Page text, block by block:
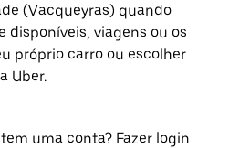
(Vacqueyras) quando
disponíveis, viagens ou os
próprio carro ou escolher
Uber.
uma conta? Fazer login